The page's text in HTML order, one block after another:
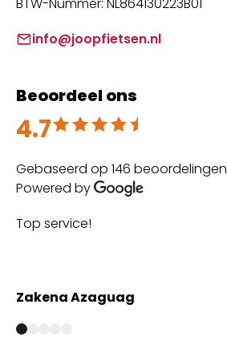
info@joopfietsen.nl
Beoordeel ons
4.7
Beoordeeld met 4.7 uit 5
Gebaseerd op 146 beoordelingen
Powered by
Top service!
Zakena Azaguag